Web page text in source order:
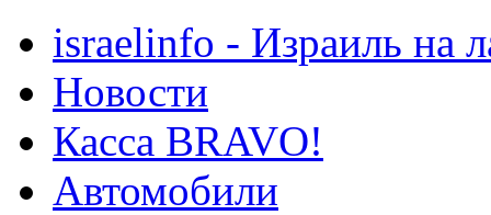
israelinfo - Израиль на
Новости
Касса BRAVO!
Автомобили